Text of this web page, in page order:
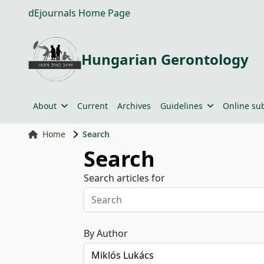
dEjournals Home Page
Hungarian Gerontology
About Current Archives Guidelines Online
Home Search
Search
Search articles for
By Author